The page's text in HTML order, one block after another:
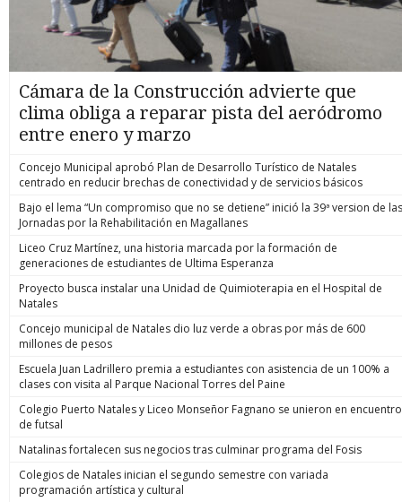
Cámara de la Construcción advierte que
clima obliga a reparar pista del aeródromo
entre enero y marzo
Concejo Municipal aprobó Plan de Desarrollo Turístico de Natales
centrado en reducir brechas de conectividad y de servicios básicos
Bajo el lema “Un compromiso que no se detiene” inició la 39ª version de las
Jornadas por la Rehabilitación en Magallanes
Liceo Cruz Martínez, una historia marcada por la formación de
generaciones de estudiantes de Ultima Esperanza
Proyecto busca instalar una Unidad de Quimioterapia en el Hospital de
Natales
Concejo municipal de Natales dio luz verde a obras por más de 600
millones de pesos
Escuela Juan Ladrillero premia a estudiantes con asistencia de un 100% a
clases con visita al Parque Nacional Torres del Paine
Colegio Puerto Natales y Liceo Monseñor Fagnano se unieron en encuentro
de futsal
Natalinas fortalecen sus negocios tras culminar programa del Fosis
Colegios de Natales inician el segundo semestre con variada
programación artística y cultural